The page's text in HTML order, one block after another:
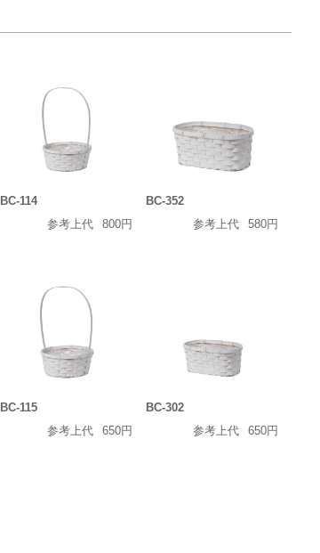
BC-114
参考上代
800円
BC-352
参考上代
580円
BC-115
参考上代
650円
BC-302
参考上代
650円